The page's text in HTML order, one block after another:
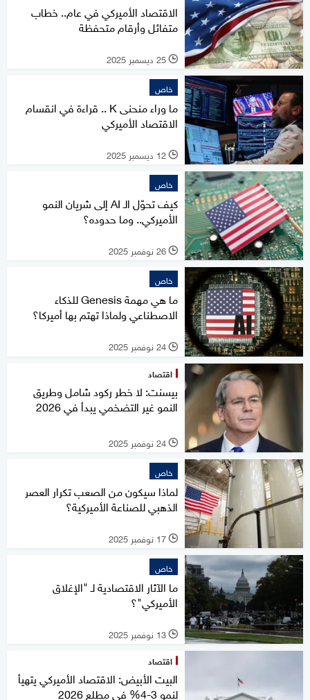
الاقتصاد الأميركي في عام.. خطاب
متفائل وأرقام متحفظة
l 25 ديسمبر 2025
خاص
ما وراء منحنى K .. قراءة في انقسام
الاقتصاد الأميركي
l 12 ديسمبر 2025
خاص
كيف تحوّل الـ AI إلى شريان النمو
الأميركي.. وما حدوده؟
l 26 نوفمبر 2025
خاص
ما هي مهمة Genesis للذكاء
الاصطناعي ولماذا تهتم بها أميركا؟
l 24 نوفمبر 2025
اقتصاد
بيسنت: لا خطر ركود شامل وطريق
النمو غير التضخمي يبدأ في 2026
l 24 نوفمبر 2025
خاص
لماذا سيكون من الصعب تكرار العصر
الذهبي للصناعة الأميركية؟
l 17 نوفمبر 2025
خاص
ما الآثار الاقتصادية لـ "الإغلاق
الأميركي"؟
l 13 نوفمبر 2025
اقتصاد
البيت الأبيض: الاقتصاد الأميركي يتهيأ
لنمو 3-4% في مطلع 2026